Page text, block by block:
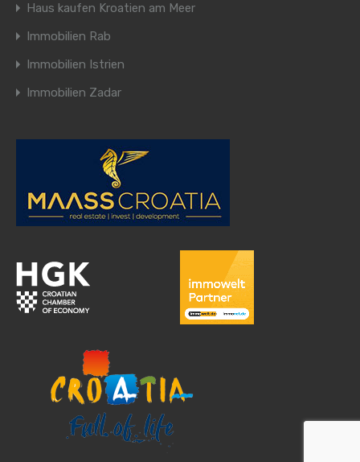
Haus kaufen Kroatien am Meer
Immobilien Rab
Immobilien Istrien
Immobilien Zadar